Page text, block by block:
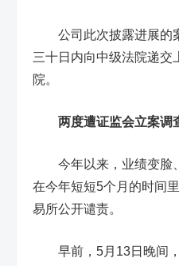
公司此次披露进展的案
三十日内向中级法院递交
院。
两度遭证监会立案调
今年以来，业绩变脸、
在今年短短5个月的时间
易所公开谴责。
早前，5月13日晚间，